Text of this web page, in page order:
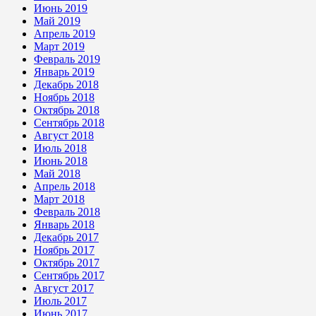
Июнь 2019
Май 2019
Апрель 2019
Март 2019
Февраль 2019
Январь 2019
Декабрь 2018
Ноябрь 2018
Октябрь 2018
Сентябрь 2018
Август 2018
Июль 2018
Июнь 2018
Май 2018
Апрель 2018
Март 2018
Февраль 2018
Январь 2018
Декабрь 2017
Ноябрь 2017
Октябрь 2017
Сентябрь 2017
Август 2017
Июль 2017
Июнь 2017